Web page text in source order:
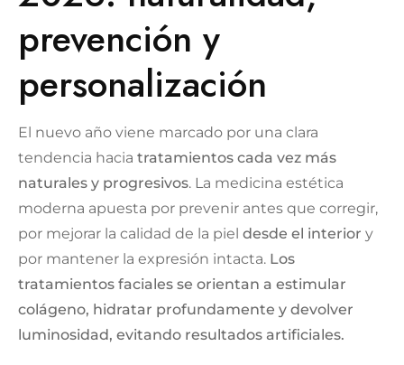
prevención y
personalización
El nuevo año viene marcado por una clara
tendencia hacia tratamientos cada vez más
naturales y progresivos. La medicina estética
moderna apuesta por prevenir antes que corregir,
por mejorar la calidad de la piel desde el interior y
por mantener la expresión intacta. Los
tratamientos faciales se orientan a estimular
colágeno, hidratar profundamente y devolver
luminosidad, evitando resultados artificiales.